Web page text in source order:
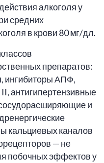
алкоголя у
средних
в крови 80 мг/дл.
препаратов:
ингибиторы АПФ,
антигипертензивные
и
кальциевых каналов
— не
побочных эффектов у